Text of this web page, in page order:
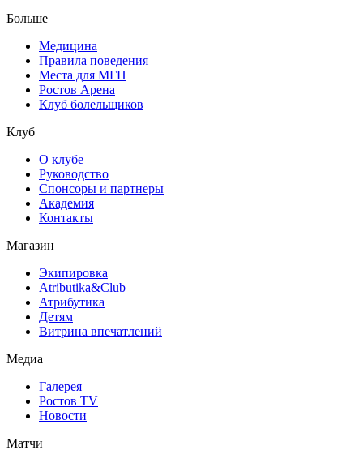
Больше
Медицина
Правила поведения
Места для МГН
Ростов Арена
Клуб болельщиков
Клуб
О клубе
Руководство
Спонсоры и партнеры
Академия
Контакты
Магазин
Экипировка
Atributika&Club
Атрибутика
Детям
Витрина впечатлений
Медиа
Галерея
Ростов TV
Новости
Матчи